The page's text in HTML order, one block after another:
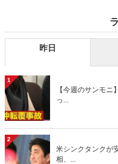
昨日
1
【今週のサンモ
っ...
2
米シンクタンクが
相、...